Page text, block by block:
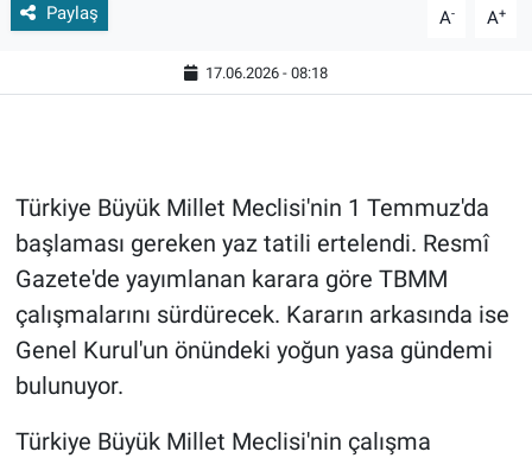
Paylaş A- A+
17.06.2026 - 08:18
Türkiye Büyük Millet Meclisi'nin 1 Temmuz'da
başlaması gereken yaz tatili ertelendi. Resmî
Gazete'de yayımlanan karara göre TBMM
çalışmalarını sürdürecek. Kararın arkasında ise
Genel Kurul'un önündeki yoğun yasa gündemi
bulunuyor.
Türkiye Büyük Millet Meclisi'nin çalışma